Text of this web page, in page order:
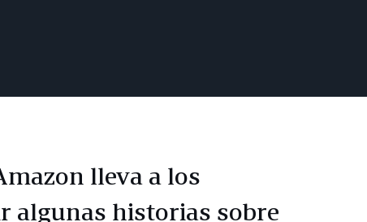
lleva a los
algunas historias sobre